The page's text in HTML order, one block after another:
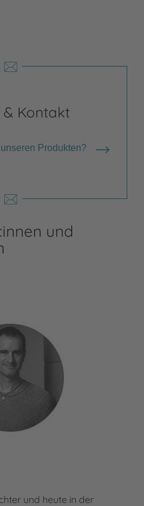
& Kontakt
Produkten?
und
und heute in der